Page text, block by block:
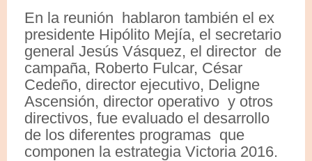
En la reunión hablaron también el ex
presidente Hipólito Mejía, el secretario
general Jesús Vásquez, el director de
campaña, Roberto Fulcar, César
Cedeño, director ejecutivo, Deligne
Ascensión, director operativo y otros
directivos, fue evaluado el desarrollo
de los diferentes programas que
componen la estrategia Victoria 2016.